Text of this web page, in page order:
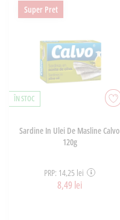
Super Pret
ÎN STOC
Sardine In Ulei De Masline Calvo
120g
PRP: 14,25 lei
8,49 lei